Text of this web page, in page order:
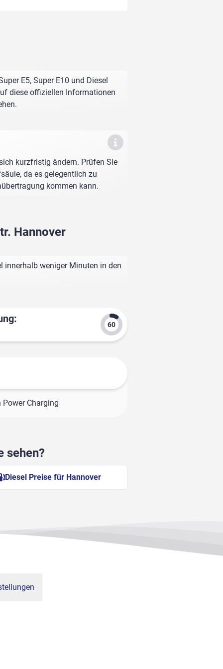
E5, Super E10 und Diesel
diese offiziellen Informationen
kurzfristig ändern. Prüfen Sie
da es gelegentlich zu
kommen kann.
Hannover
innerhalb weniger Minuten in den
Charging
sehen?
Diesel Preise für Hannover